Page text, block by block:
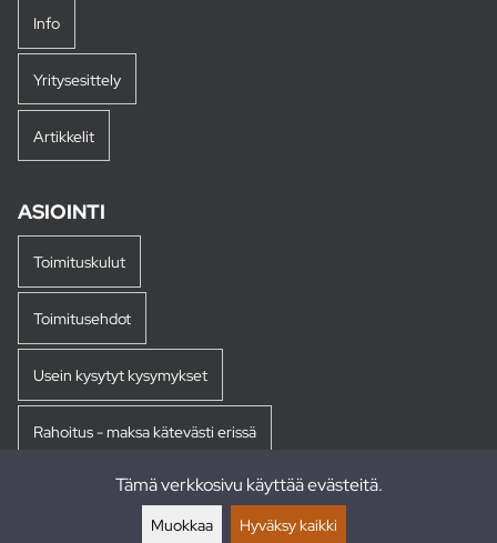
Info
Yritysesittely
Artikkelit
ASIOINTI
Toimituskulut
Toimitusehdot
Usein kysytyt kysymykset
Rahoitus - maksa kätevästi erissä
Tämä verkkosivu käyttää evästeitä.
Muokkaa Hyväksy kaikki